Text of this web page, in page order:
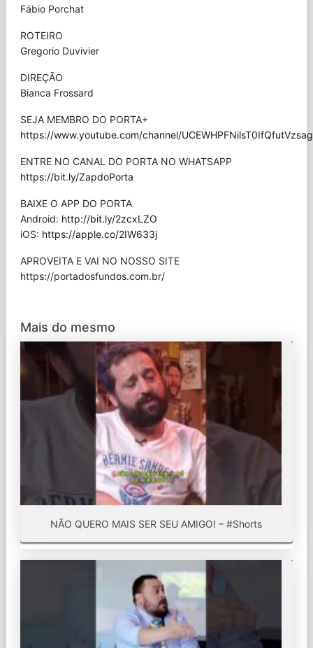
Fábio Porchat
ROTEIRO
Gregorio Duvivier
DIREÇÃO
Bianca Frossard
SEJA MEMBRO DO PORTA+
https://www.youtube.com/channel/
ENTRE NO CANAL DO PORTA NO WHATSAPP
https://bit.ly/ZapdoPorta
BAIXE O APP DO PORTA
Android: http://bit.ly/2zcxLZO
iOS: https://apple.co/2IW633j
APROVEITA E VAI NO NOSSO SITE
⁠https://portadosfundos.com.br/
Mais do mesmo
NÃO QUERO MAIS SER SEU AMIGO! – #Shorts